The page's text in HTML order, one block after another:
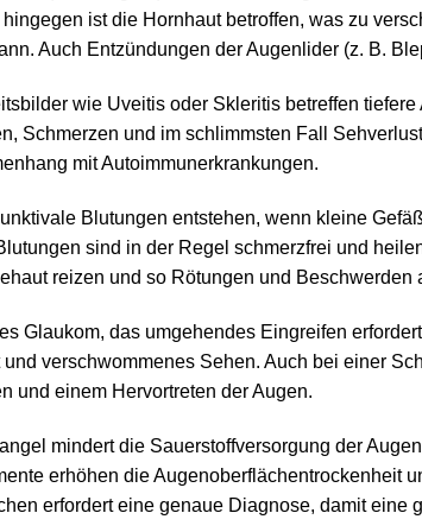
hingegen ist die Hornhaut betroffen, was zu
Auch Entzündungen der Augenlider (z. B.
wie Uveitis oder Skleritis betreffen
Schmerzen und im schlimmsten Fall
mit Autoimmunerkrankungen.
Blutungen entstehen, wenn kleine
sind in der Regel schmerzfrei und
reizen und so Rötungen und Beschwerden
Glaukom, das umgehendes Eingreifen
verschwommenes Sehen. Auch bei einer
und einem Hervortreten der Augen.
mindert die Sauerstoffversorgung der
erhöhen die Augenoberflächentrockenheit
erfordert eine genaue Diagnose, damit eine